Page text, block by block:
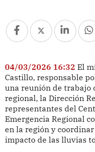
04/03/2026 16:32 El
Castillo, responsable
una reunión de trabajo
regional, la Dirección
representantes del
Emergencia Regional
en la región y
impacto de las lluvias